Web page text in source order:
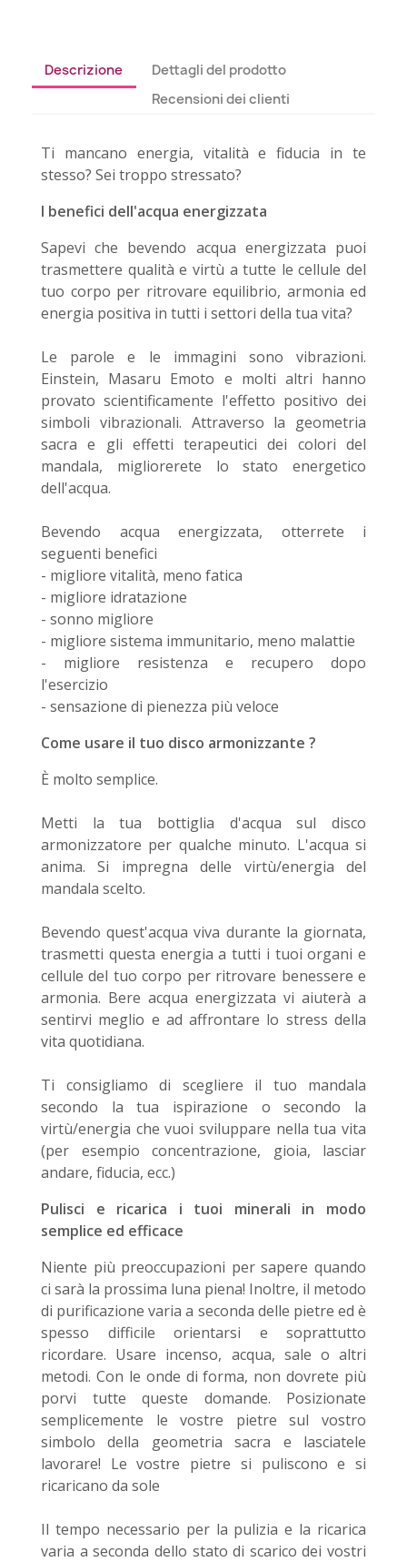
Descrizione
Dettagli del prodotto
Recensioni dei clienti
Ti mancano energia, vitalità e fiducia in te
stesso? Sei troppo stressato?
I benefici dell'acqua energizzata
Sapevi che bevendo acqua energizzata puoi
trasmettere qualità e virtù a tutte le cellule del
tuo corpo per ritrovare equilibrio, armonia ed
energia positiva in tutti i settori della tua vita?
Le parole e le immagini sono vibrazioni.
Einstein, Masaru Emoto e molti altri hanno
provato scientificamente l'effetto positivo dei
simboli vibrazionali. Attraverso la geometria
sacra e gli effetti terapeutici dei colori del
mandala, migliorerete lo stato energetico
dell'acqua.
Bevendo acqua energizzata, otterrete i
seguenti benefici
- migliore vitalità, meno fatica
- migliore idratazione
- sonno migliore
- migliore sistema immunitario, meno malattie
- migliore resistenza e recupero dopo
l'esercizio
- sensazione di pienezza più veloce
Come usare il tuo disco armonizzante ?
È molto semplice.
Metti la tua bottiglia d'acqua sul disco
armonizzatore per qualche minuto. L'acqua si
anima. Si impregna delle virtù/energia del
mandala scelto.
Bevendo quest'acqua viva durante la giornata,
trasmetti questa energia a tutti i tuoi organi e
cellule del tuo corpo per ritrovare benessere e
armonia. Bere acqua energizzata vi aiuterà a
sentirvi meglio e ad affrontare lo stress della
vita quotidiana.
Ti consigliamo di scegliere il tuo mandala
secondo la tua ispirazione o secondo la
virtù/energia che vuoi sviluppare nella tua vita
(per esempio concentrazione, gioia, lasciar
andare, fiducia, ecc.)
Pulisci e ricarica i tuoi minerali in modo
semplice ed efficace
Niente più preoccupazioni per sapere quando
ci sarà la prossima luna piena! Inoltre, il metodo
di purificazione varia a seconda delle pietre ed è
spesso difficile orientarsi e soprattutto
ricordare. Usare incenso, acqua, sale o altri
metodi. Con le onde di forma, non dovrete più
porvi tutte queste domande. Posizionate
semplicemente le vostre pietre sul vostro
simbolo della geometria sacra e lasciatele
lavorare! Le vostre pietre si puliscono e si
ricaricano da sole
Il tempo necessario per la pulizia e la ricarica
varia a seconda dello stato di scarico dei vostri